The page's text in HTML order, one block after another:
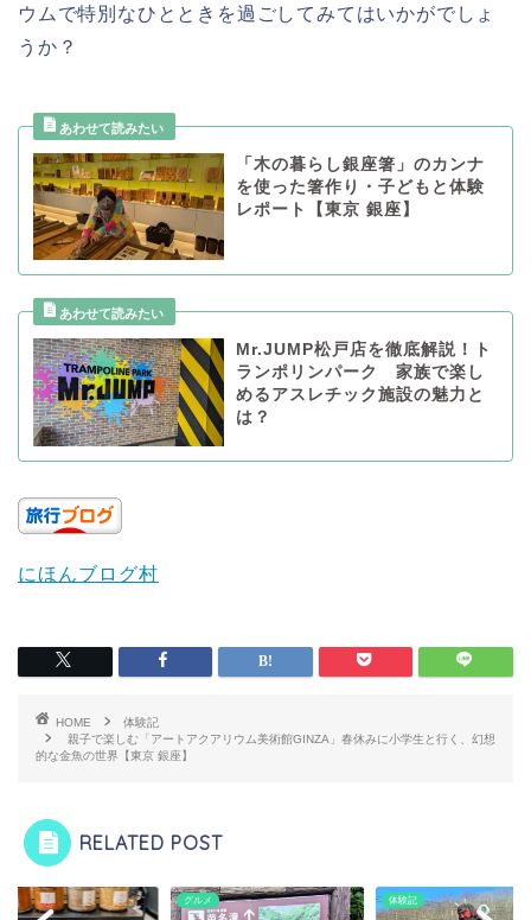
ウムで特別なひとときを過ごしてみてはいかがでしょ
うか？
「木の暮らし銀座箸」のカンナ
を使った箸作り・子どもと体験
レポート【東京 銀座】
Mr.JUMP松戸店を徹底解説！ト
ランポリンパーク 家族で楽し
めるアスレチック施設の魅力と
は？
にほんブログ村
HOME
体験記
親子で楽しむ「アートアクアリウム美術館GINZA」春休みに小学生と行く、幻想
的な金魚の世界【東京 銀座】
RELATED POST
グルメ 体験記